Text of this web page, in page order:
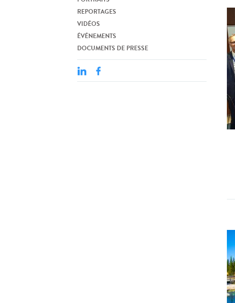
REPORTAGES
VIDÉOS
ÉVÉNEMENTS
DOCUMENTS DE PRESSE